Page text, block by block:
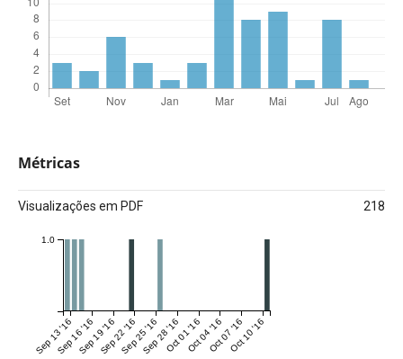
Métricas
Visualizações em PDF 218
Sep 13 '16Sep 16 '16Sep 19 '16Sep 22 '16Sep 25 '16Sep 28 '16Oct 01 '16Oct 04 '16Oct 07 '16Oct 10 '16
1.0